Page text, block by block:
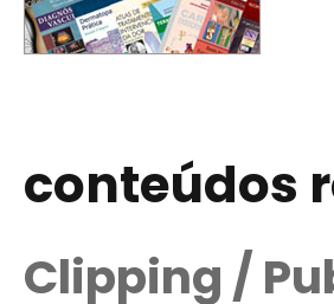
conteúdos
Clipping /